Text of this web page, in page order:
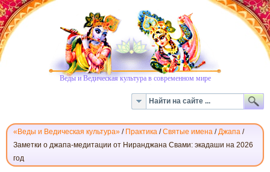
Веды и Ведическая культура в современном мире
«Веды и Ведическая культура» / Практика /Святые имена /Джапа /
Заметки о джапа-медитации от Ниранджана Свами: экадаши на 2026
год